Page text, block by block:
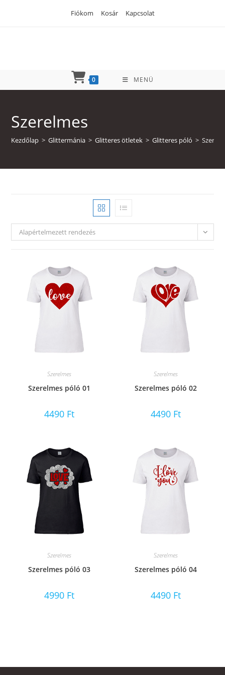
Fiókom Kosár Kapcsolat
0 MENÜ
Szerelmes
Kezdőlap > Glittermánia > Glitteres ötletek > Glitteres póló >
Alapértelmezett rendezés
Szerelmes
Szerelmes póló 01
4490 Ft
Szerelmes
Szerelmes póló 02
4490 Ft
Szerelmes
Szerelmes póló 03
4990 Ft
Szerelmes
Szerelmes póló 04
4490 Ft